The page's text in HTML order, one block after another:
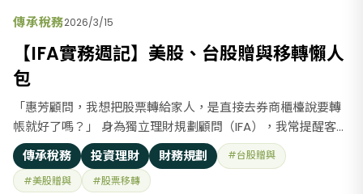
傳承稅務2026/3/15
【IFA實務週記】美股、台股贈與移轉懶人
包
「惠芳顧問，我想把股票轉給家人，是直接去券商櫃檯說要轉
帳就好了嗎？」 身為獨立理財規劃顧問（IFA），我常提醒客
戶：股票移轉不是一般的銀行轉帳，而是一場需要「先過稅務
關、再過券商關」的接力賽。掌握正確流程，不僅能避開地
雷，還能省下可觀規費！ 美股複委託：運用「時間差」精準試
傳承稅務 投資理財 財務規劃
#台股贈與
#美股贈與
#股票移轉